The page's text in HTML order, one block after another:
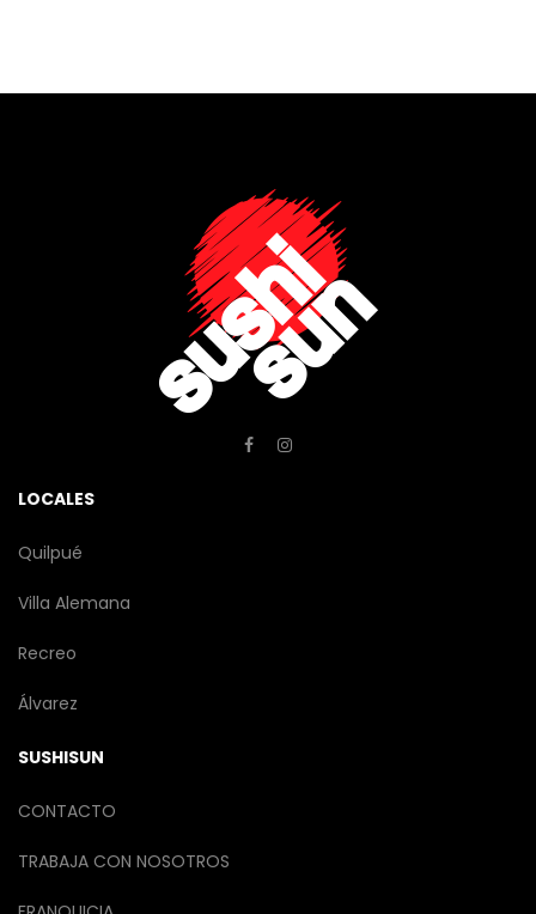
LOCALES
Quilpué
Villa Alemana
Recreo
Álvarez
SUSHISUN
CONTACTO
TRABAJA CON NOSOTROS